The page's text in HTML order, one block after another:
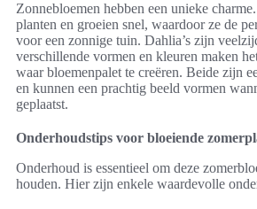
Zonnebloemen hebben een unieke
planten en groeien snel, waardoor ze de
voor een zonnige tuin. Dahlia’s zijn
verschillende vormen en kleuren maken
waar bloemenpalet te creëren. Beide zijn
en kunnen een prachtig beeld vormen
geplaatst.
Onderhoudstips voor bloeiende
Onderhoud is essentieel om deze
houden. Hier zijn enkele waardevolle